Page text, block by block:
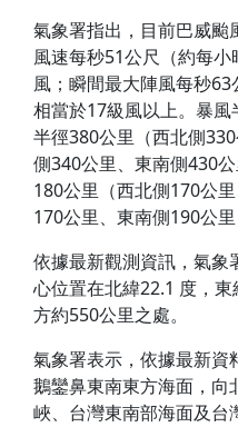
氣象署指出，目前巴威颱
風速每秒51公尺（約每
風；瞬間最大陣風每秒63
相當於17級風以上。暴
半徑380公里（西北側
側340公里、東南側430
180公里（西北側170公
170公里、東南側190公里
依據最新觀測資訊，氣象
心位置在北緯22.1 度，
方約550公里之處。
氣象署表示，依據最新資
鵝鑾鼻東南東方海面，向
峽、台灣東南部海面及台